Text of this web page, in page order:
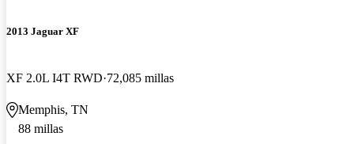
2013 Jaguar XF
XF 2.0L I4T RWD 72,085 millas
Memphis, TN
88 millas